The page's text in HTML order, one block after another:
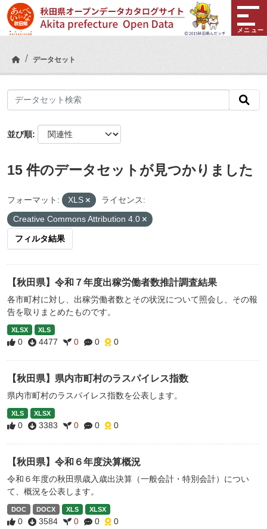
Skip to main content
メニュー
データセット
並び順
15 件のデータセットが見つかりました
フォーマット: XLS
ライセンス:
Creative Commons Attribution 4.0
フィルタ結果
【秋田県】令和７年度出稼労働者数推計調査結果
各市町村に対し、出稼労働者数とその状況について照会し、その報
告を取りまとめたものです。
XLSX XLS
0 4477 0 0 0
【秋田県】県内市町村のラスパイレス指数
県内市町村のラスパイレス指数を公表します。
XLS XLSX
0 3383 0 0 0
【秋田県】令和６年度決算概況
令和６年度の秋田県歳入歳出決算（一般会計・特別会計）につい
て、概況を公表します。
DOC DOCX XLS XLSX
0 3584 0 0 0